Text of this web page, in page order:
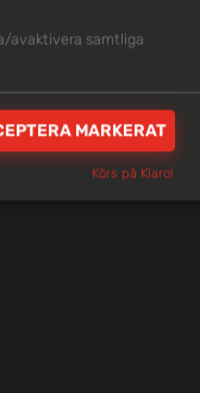
avaktivera samtliga
MARKERAT
Körs på Klaro!